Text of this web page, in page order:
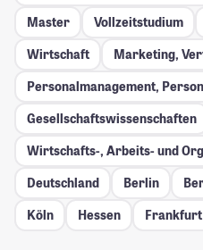
Master
Vollzeitstudium
Wirtschaft
Marketing,
Personalmanagement,
Gesellschafts­wissenschaften
Wirtschafts-, Arbeits- und
Deutschland
Berlin
Köln
Hessen